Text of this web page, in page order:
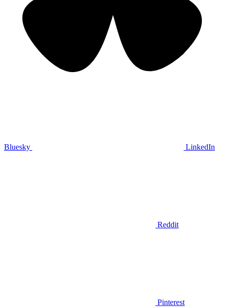
Bluesky LinkedIn
Reddit
Pinterest